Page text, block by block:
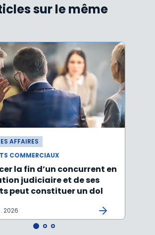
sur le même
AFFAIRES
COMMERCIAUX
la fin d’un concurrent en
judiciaire et de ses
peut constituer un dol
2026